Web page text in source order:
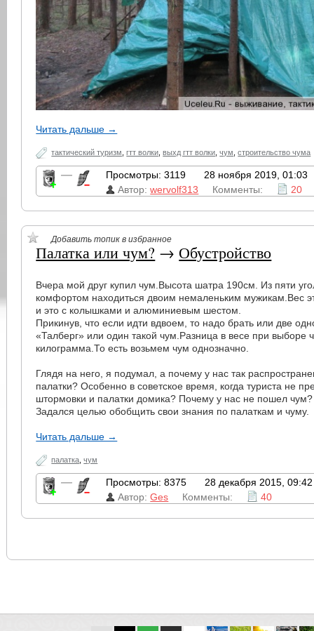
Читать дальше →
тактический туризм ,гтт волки ,выхд гтт волки ,чум ,строительство чума
— Просмотры: 3119
28 ноября 2019, 01:03
Автор:wervolf313 Комменты: 20
Добавить топик в избранное
Палатка или чум? → Обустройство
Вчера мой друг купил чум.Высота шатра 190см. Из пяти
комфортом находиться двоим немаленьким мужикам.Вес
и это с колышками и алюминиевым шестом.
Прикинув, что если идти вдвоем, то надо брать или две
«Талберг» или один такой чум.Разница в весе при выборе
килограмма.То есть возьмем чум однозначно.
Глядя на него, я подумал, а почему у нас так
палатки? Особенно в советское время, когда туриста не
штормовки и палатки домика? Почему у нас не пошел чум?
Задался целью обобщить свои знания по палаткам и чуму.
Читать дальше →
палатка ,чум
— Просмотры: 8375
28 декабря 2015, 09:42
Автор:Ges Комменты: 40